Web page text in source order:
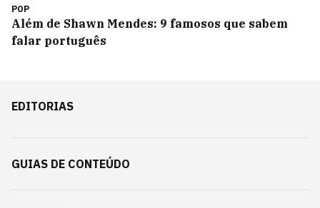
POP
Além de Shawn Mendes: 9 famosos que sabem
falar português
EDITORIAS
GUIAS DE CONTEÚDO